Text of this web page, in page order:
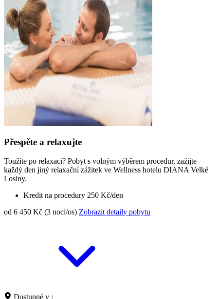
Přespěte a relaxujte
Toužíte po relaxaci? Pobyt s volným výběrem procedur, zažijte
každý den jiný relaxační zážitek ve Wellness hotelu DIANA Velké
Losiny.
Kredit na procedury 250 Kč/den
od 6 450 Kč (3 noci/os) Zobrazit detaily pobytu
Dostupné v :